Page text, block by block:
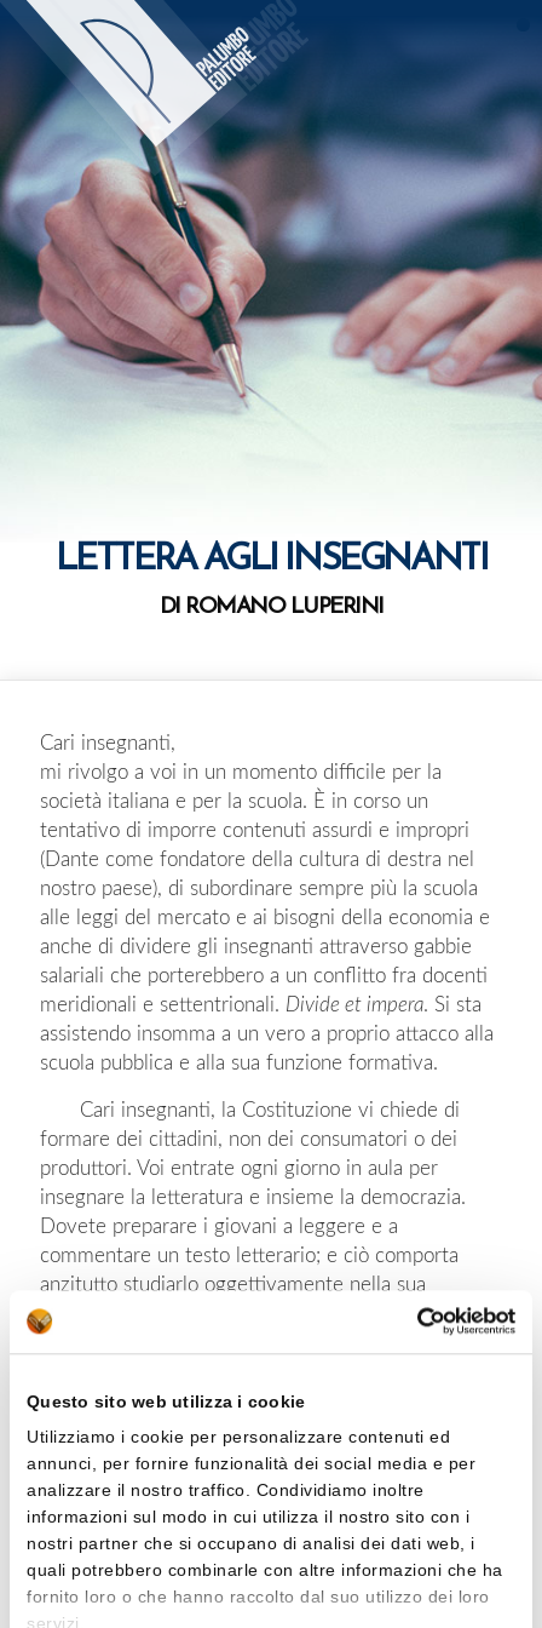
Questo sito web utilizza i cookie
Utilizziamo i cookie per personalizzare contenuti ed
annunci, per fornire funzionalità dei social media e per
analizzare il nostro traffico. Condividiamo inoltre
informazioni sul modo in cui utilizza il nostro sito con i
nostri partner che si occupano di analisi dei dati web, i
quali potrebbero combinarle con altre informazioni che ha
fornito loro o che hanno raccolto dal suo utilizzo dei loro
servizi.
LETTERA AGLI INSEGNANTI
DI ROMANO LUPERINI
Cari insegnanti,
mi rivolgo a voi in un momento difficile per la
società italiana e per la scuola. È in corso un
tentativo di imporre contenuti assurdi e impropri
(Dante come fondatore della cultura di destra nel
nostro paese), di subordinare sempre più la scuola
alle leggi del mercato e ai bisogni della economia e
anche di dividere gli insegnanti attraverso gabbie
salariali che porterebbero a un conflitto fra docenti
meridionali e settentrionali. Divide et impera. Si sta
assistendo insomma a un vero a proprio attacco alla
scuola pubblica e alla sua funzione formativa.
Cari insegnanti, la Costituzione vi chiede di
formare dei cittadini, non dei consumatori o dei
produttori. Voi entrate ogni giorno in aula per
insegnare la letteratura e insieme la democrazia.
Dovete preparare i giovani a leggere e a
commentare un testo letterario; e ciò comporta
anzitutto studiarlo oggettivamente nella sua
autonomia rispetto al lettore, considerarlo nelle sue
interpretazione, che comporta invece la
partecipazione del lettore, chiamato a esprimere il
significato per noi di un testo. Non solo e non tanto il
significato per me , ma potenzialmente un significato
per la intera comunità dei lettori. Lo studio della
letteratura insomma è anche educazione civile,
insegnamento di democrazia: a tutti è data la
possibilità di parlare liberamente e di interpretare un